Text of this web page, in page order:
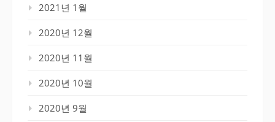
2021년 1월
2020년 12월
2020년 11월
2020년 10월
2020년 9월